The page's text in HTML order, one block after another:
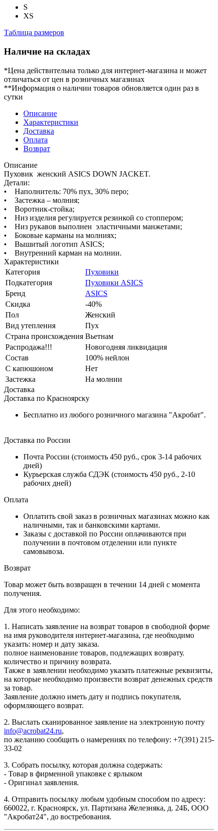
S
XS
Таблица размеров
Наличие на складах
*Цена действительна только для интернет-магазина и может
отличаться от цен в розничных магазинах
**Информация о наличии товаров обновляется один раз в
сутки
Описание
Характеристики
Доставка
Оплата
Возврат
Описание
Пуховик женский ASICS DOWN JACKET.
Детали:
• Наполнитель: 70% пух, 30% перо;
• Застежка – молния;
• Воротник-стойка;
• Низ изделия регулируется резинкой со стоппером;
• Низ рукавов выполнен эластичными манжетами;
• Боковые карманы на молниях;
• Вышитый логотип ASICS;
• Внутренний карман на молнии.
Характеристики
Категория
Пуховики
Подкатегория
Пуховики ASICS
Бренд
ASICS
Скидка
-40%
Пол
Женский
Вид утепления
Пух
Страна происхождения Вьетнам
Распродажа!!!
Новогодняя ликвидация
Состав
100% нейлон
С капюшоном
Нет
Застежка
На молнии
Доставка
Доставка по Красноярску
Бесплатно из любого розничного магазина "Акробат".
Доставка по России
Почта России (стоимость 450 руб., срок 3-14 рабочих
дней)
Курьерская служба СДЭК (стоимость 450 руб., 2-10
рабочих дней)
Оплата
Оплатить свой заказ в розничных магазинах можно как
наличными, так и банковскими картами.
Заказы с доставкой по России оплачиваются при
получении в почтовом отделении или пункте
самовывоза.
Возврат
Товар может быть возвращен в течении 14 дней с момента
получения.
Для этого необходимо:
1. Написать заявление на возврат товаров в свободной форме
на имя руководителя интернет-магазина, где необходимо
указать: номер и дату заказа.
полное наименование товаров, подлежащих возврату.
количество и причину возврата.
Также в заявлении необходимо указать платежные реквизиты,
на которые необходимо произвести возврат денежных средств
за товар.
Заявление должно иметь дату и подпись покупателя,
оформляющего возврат.
2. Выслать сканированное заявление на электронную почту
info@acrobat24.ru,
по желанию сообщить о намерениях по телефону: +7(391) 215-
33-02
3. Собрать посылку, которая должна содержать:
- Товар в фирменной упаковке с ярлыком
- Оригинал заявления.
4. Отправить посылку любым удобным способом по адресу:
660022, г. Красноярск, ул. Партизана Железняка, д. 24Б, ООО
"Акробат24", до востребования.